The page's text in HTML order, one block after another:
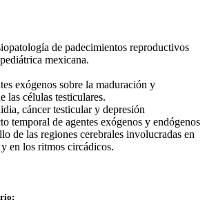
de padecimientos reproductivos
mexicana.
exógenos sobre la maduración y
las células testiculares.
cáncer testicular y depresión
temporal de agentes exógenos y endógenos
de las regiones cerebrales involucradas en
en los ritmos circádicos.